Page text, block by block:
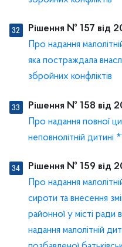
Рішення № 157 від
Про надання
яка постраждала
збройних конфліктів
Рішення № 158 від
Про надання повної
неповнолітній дитині
Рішення № 159 від
Про надання
сироти та внесення
районної у місті
надання малолітній